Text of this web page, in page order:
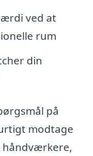
ved at
rum
din
på
modtage
håndværkere,